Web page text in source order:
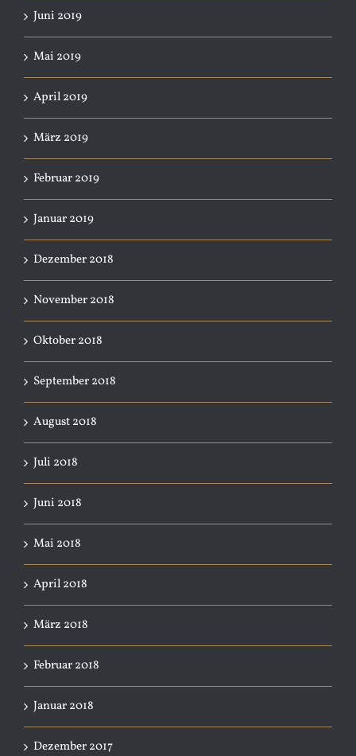
Juni 2019
Mai 2019
April 2019
März 2019
Februar 2019
Januar 2019
Dezember 2018
November 2018
Oktober 2018
September 2018
August 2018
Juli 2018
Juni 2018
Mai 2018
April 2018
März 2018
Februar 2018
Januar 2018
Dezember 2017